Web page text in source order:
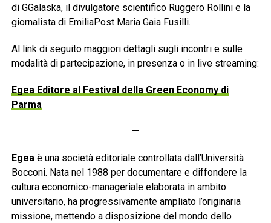
di GGalaska, il divulgatore scientifico Ruggero Rollini e la
giornalista di EmiliaPost Maria Gaia Fusilli.
Al link di seguito maggiori dettagli sugli incontri e sulle
modalità di partecipazione, in presenza o in live streaming:
Egea Editore al Festival della Green Economy di
Parma
—
Egeaè una società editoriale controllata dall’Università
Bocconi. Nata nel 1988 per documentare e diffondere la
cultura economico-manageriale elaborata in ambito
universitario, ha progressivamente ampliato l’originaria
missione, mettendo a disposizione del mondo dello